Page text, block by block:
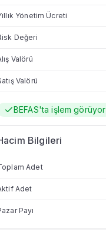
Yönetim Ücreti
Değeri
Valörü
Valörü
BEFAS'ta işlem görüyor
Bilgileri
Adet
Adet
Payı